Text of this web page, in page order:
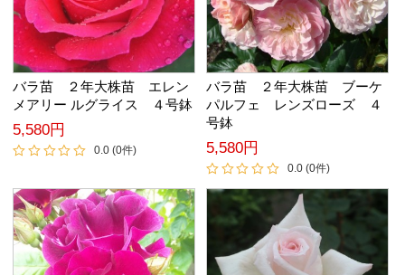
バラ苗 ２年大株苗 エレン
メアリー ルグライス ４号鉢
5,580円
0.0 (0件)
バラ苗 ２年大株苗 ブーケ
パルフェ レンズローズ ４
号鉢
5,580円
0.0 (0件)